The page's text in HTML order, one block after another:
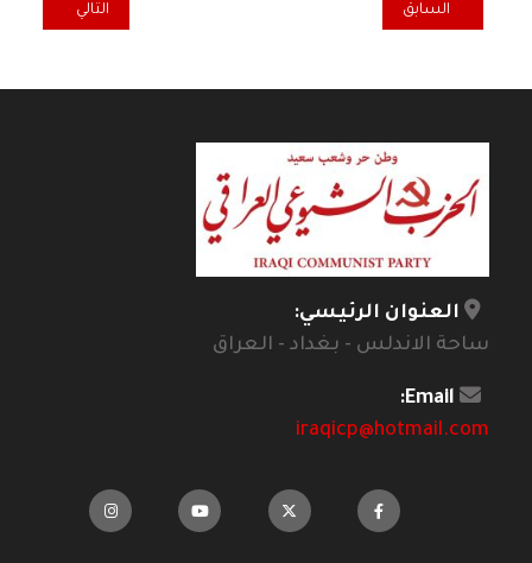
المقال السابق: عندما تنزع ذي قار ثوبها
السابق المقال التالي:
التالي
العنوان الرئيسي:
ساحة الاندلس - بغداد - العراق
Email:
iraqicp@hotmail.com